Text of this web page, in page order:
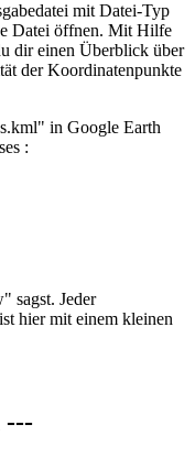
mit Datei-Typ
Datei öffnen. Mit Hilfe
dir einen Überblick über
der Koordinatenpunkte
in Google Earth
:
sagst. Jeder
hier mit einem kleinen
---